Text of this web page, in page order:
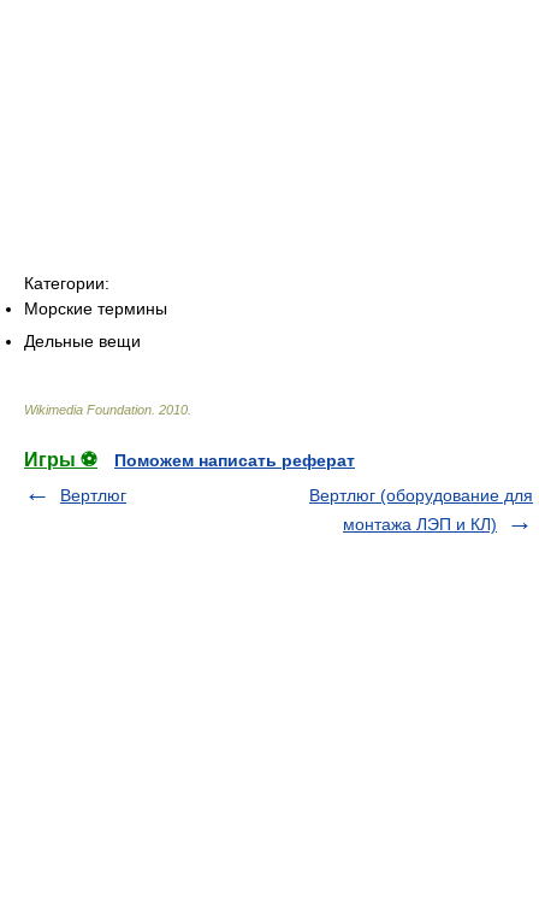
Категории:
Морские термины
Дельные вещи
Wikimedia Foundation 2010
Игры ⚽
Поможем написать реферат
Вертлюг
Вертлюг (оборудование для
монтажа ЛЭП и КЛ)